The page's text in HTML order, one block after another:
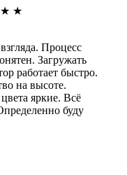
★ ★
Процесс
Загружать
работает быстро.
на высоте.
яркие. Всё
буду